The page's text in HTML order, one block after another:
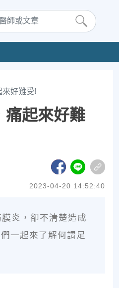
來好難受!
痛起來好難
2023-04-20 14:52:40
炎，卻不清楚造成
一起來了解何謂足